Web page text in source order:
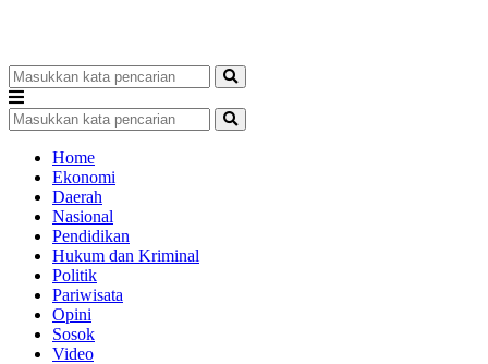
Home
Ekonomi
Daerah
Nasional
Pendidikan
Hukum dan Kriminal
Politik
Pariwisata
Opini
Sosok
Video